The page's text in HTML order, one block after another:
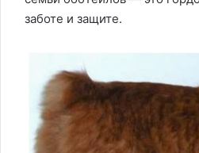
заботе и защите.